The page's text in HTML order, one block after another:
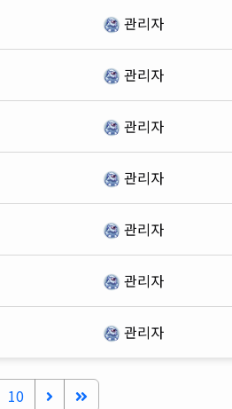
관리자
관리자
관리자
관리자
관리자
관리자
관리자
10